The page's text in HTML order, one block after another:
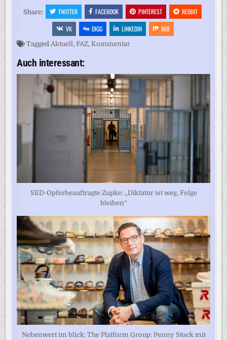
Share: TWITTER FACEBOOK PINTEREST
REDDIT
VK
DIGG LINKEDIN MIX
TaggedAktuell,FAZ,Kommentar
Auch interessant:
SED-Opferbeauftragte Zupke: „Diktatur ist weg, Folge
bleiben“
Nebenwert im blick: The Platform Group: Penny Stock mit